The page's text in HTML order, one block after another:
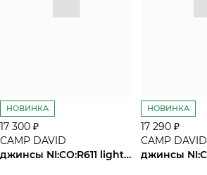
НОВИНКА
17 300 ₽
CAMP DAVID
джинсы NI:CO:R611 light blue used
НОВИНКА
17 290 ₽
CAMP DAVID